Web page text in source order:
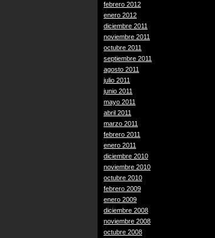
febrero 2012
enero 2012
diciembre 2011
noviembre 2011
octubre 2011
septiembre 2011
agosto 2011
julio 2011
junio 2011
mayo 2011
abril 2011
marzo 2011
febrero 2011
enero 2011
diciembre 2010
noviembre 2010
octubre 2010
febrero 2009
enero 2009
diciembre 2008
noviembre 2008
octubre 2008